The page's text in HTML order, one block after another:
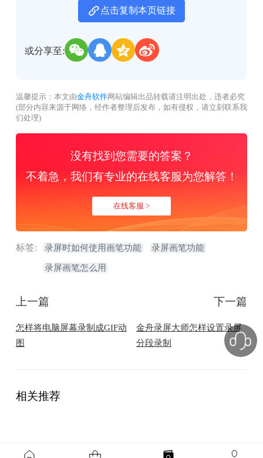
点击复制本页链接
或分享至:
温馨提示：本文由金舟软件网站编辑出品转载请注明出处，违者必究
(部分内容来源于网络，经作者整理后发布，如有侵权，请立刻联系我
们处理)
没有找到您需要的答案？
不着急，我们有专业的在线客服为您解答！
在线客服 >
标签: 录屏时如何使用画笔功能 录屏画笔功能
录屏画笔怎么用
上一篇
怎样将电脑屏幕录制成GIF动
图
下一篇
金舟录屏大师怎样设置录屏
分段录制
相关推荐